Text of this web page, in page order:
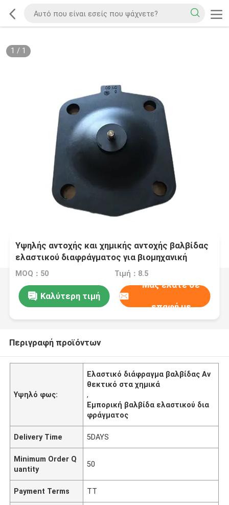
1 / 1
Υψηλής αντοχής και χημικής αντοχής βαλβίδας
ελαστικού διαφράγματος για βιομηχανική
MOQ：50 Τιμή：8.5
Καλύτερη τιμή
Μας ελάτε σε
επαφή με
Περιγραφή προϊόντων
Υψηλό φως:
Ελαστικό διάφραγμα βαλβίδας Αν
θεκτικό στα χημικά
,
Εμπορική βαλβίδα ελαστικού δια
φράγματος
Delivery Time 5DAYS
Minimum Order Q
uantity
50
Payment Terms TT